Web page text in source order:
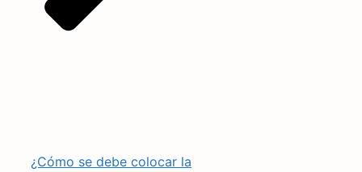
¿Cómo se debe colocar la